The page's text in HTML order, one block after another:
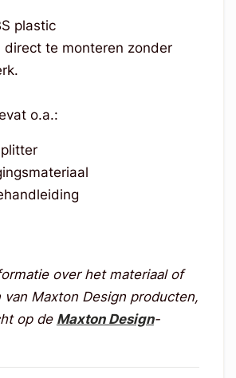
plastic
direct te monteren zonder
o.a.:
over het materiaal of
Maxton Design producten,
op de Maxton Design-